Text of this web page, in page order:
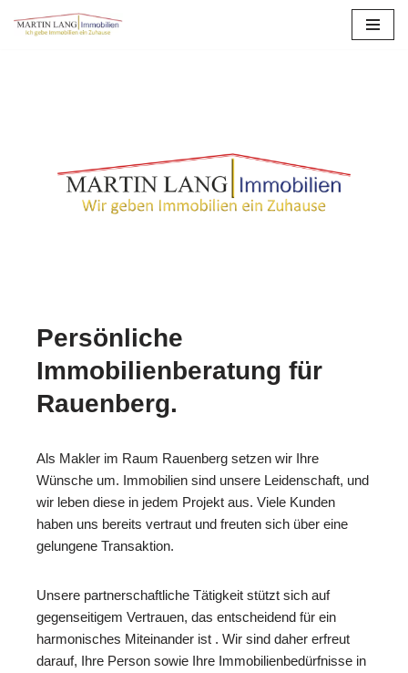
Persönliche
Immobilienberatung für
Rauenberg.
Als Makler im Raum Rauenberg setzen wir Ihre
Wünsche um. Immobilien sind unsere Leidenschaft, und
wir leben diese in jedem Projekt aus. Viele Kunden
haben uns bereits vertraut und freuten sich über eine
gelungene Transaktion.
Unsere partnerschaftliche Tätigkeit stützt sich auf
gegenseitigem Vertrauen, das entscheidend für ein
harmonisches Miteinander ist . Wir sind daher erfreut
darauf, Ihre Person sowie Ihre Immobilienbedürfnisse in